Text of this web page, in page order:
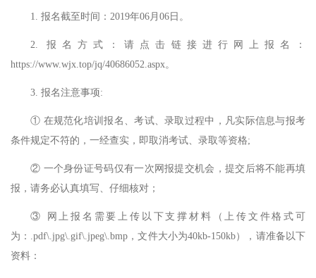
1. 报名截至时间：2019年06月06日。
2. 报名方式：请点击链接进行网上报名：
https://www.wjx.top/jq/40686052.aspx。
3. 报名注意事项:
① 在规范化培训报名、考试、录取过程中，凡实际信息与报考
条件规定不符的，一经查实，即取消考试、录取等资格;
② 一个身份证号码仅有一次网报提交机会，提交后将不能再填
报，请务必认真填写、仔细核对；
③ 网上报名需要上传以下支撑材料（上传文件格式可
为：.pdf\.jpg\.gif\.jpeg\.bmp，文件大小为40kb-150kb），请准备以下
资料：